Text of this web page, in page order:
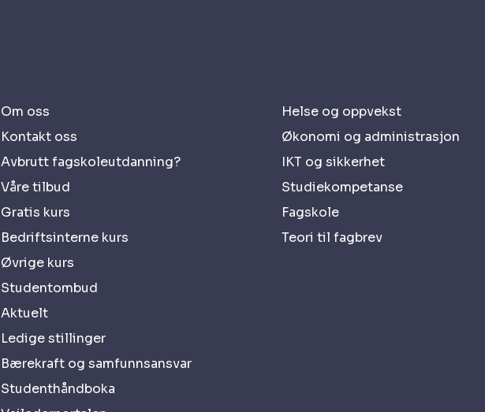
Om oss
Kontakt oss
Avbrutt fagskoleutdanning?
Våre tilbud
Gratis kurs
Bedriftsinterne kurs
Øvrige kurs
Studentombud
Aktuelt
Ledige stillinger
Bærekraft og samfunnsansvar
Studenthåndboka
Helse og oppvekst
Økonomi og administrasjon
IKT og sikkerhet
Studiekompetanse
Fagskole
Teori til fagbrev